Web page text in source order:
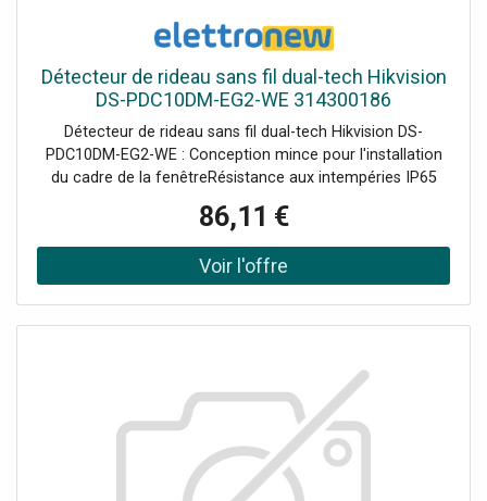
Détecteur de rideau sans fil dual-tech Hikvision
DS-PDC10DM-EG2-WE 314300186
Détecteur de rideau sans fil dual-tech Hikvision DS-
PDC10DM-EG2-WE : Conception mince pour l'installation
du cadre de la fenêtreRésistance aux intempéries IP65
actifPrise en charge de la détection
directionnelleMéthodes d'enregistrement multiples et
installation facileSaut de fréquence contre le bruit pour
86,11 €